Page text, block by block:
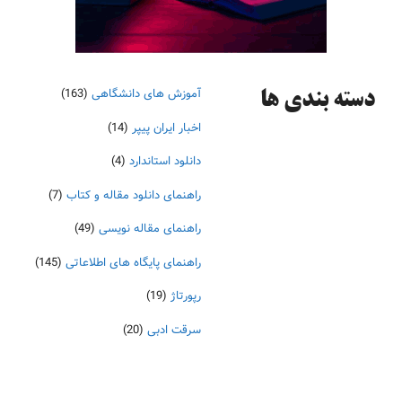
دسته‌ بندی ها آموزش های دانشگاهی (163)
اخبار ایران پیپر (14)
دانلود استاندارد (4)
راهنمای دانلود مقاله و کتاب (7)
راهنمای مقاله نویسی (49)
راهنمای پایگاه های اطلاعاتی (145)
رپورتاژ (19)
سرقت ادبی (20)